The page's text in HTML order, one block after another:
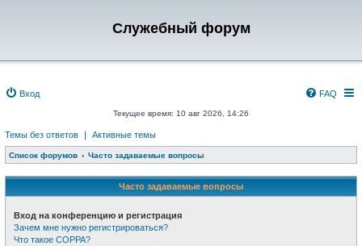
Служебный форум
Вход FAQ
Текущее время: 10 авг 2026, 14:26
Темы без ответов | Активные темы
Список форумов Часто задаваемые вопросы
Часто задаваемые вопросы
Вход на конференцию и регистрация
Зачем мне нужно регистрироваться?
Что такое COPPA?